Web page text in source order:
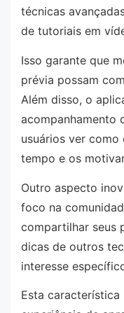
técnicas
de tutoriais em
Isso garante que
prévia possam
Além disso, o
acompanhamento
usuários ver
tempo e os
Outro aspecto
foco na
compartilhar seus
dicas de outros
interesse
Esta característica